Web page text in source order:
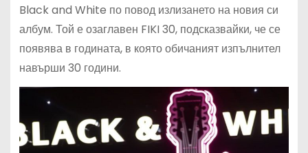
Black and White по повод излизането на новия си
албум. Той е озаглавен FIKI 30, подсказвайки, че се
появява в годината, в която обичаният изпълнител
навърши 30 години.